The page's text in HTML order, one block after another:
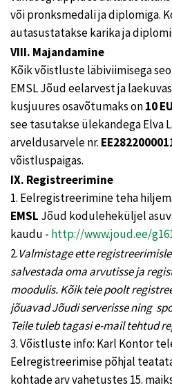
või pronksmedali ja diplomiga.
autasustatakse karika ja
VIII. Majandamine
Kõik võistluste läbiviimisega
EMSL Jõud eelarvest ja
kusjuures osavõtumaks on10
see tasutakse ülekandega Elva
arveldusarvele nr.
võistluspaigas.
IX. Registreerimine
1. Eelregistreerimine teha
EMSL Jõud koduleheküljel
kaudu - http://www.joud.ee/
2.Valmistage ette
salvestada oma arvutisse ja
moodulis. Kõik teie poolt
jõuavad Jõudi serverisse ning
Teile tuleb tagasi e-mail tehtud
3. Võistluste info: Karl Kontor
Eelregistreerimise põhjal
kohtade arv vahetustes 15.